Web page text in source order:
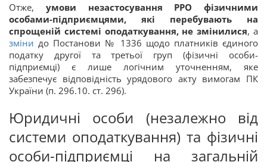
Отже, умови незастосування РРО фізичними
особами-підприємцями, які перебувають на
спрощеній системі оподаткування, не змінилися, а
зміни до Постанови № 1336 щодо платників єдиного
податку другої та третьої груп (фізичні особи-
підприємці) є лише логічним уточненням, яке
забезпечує відповідність урядового акту вимогам ПК
України (п. 296.10. ст. 296).
Юридичні особи (незалежно від
системи оподаткування) та фізичні
особи-підприємці на загальній